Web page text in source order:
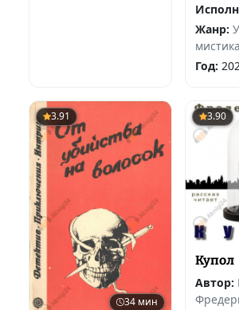
Жанр:
мистика
Год:
3.91
34 мин
3.90
Купол
Автор: